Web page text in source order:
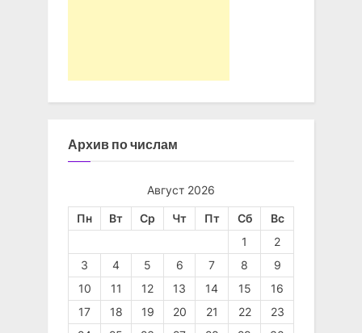
Архив по числам
Август 2026
Пн Вт Ср Чт Пт Сб
Вс
1
2
3
4 5 6 7 8
9
10
11 12 13 14 15
16
17
18 19 20 21 22
23